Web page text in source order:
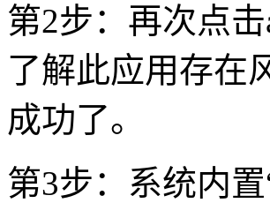
第2步：再次点
了解此应用存在
成功了。
第3步：系统内